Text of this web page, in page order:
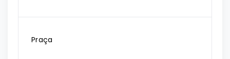
Praça